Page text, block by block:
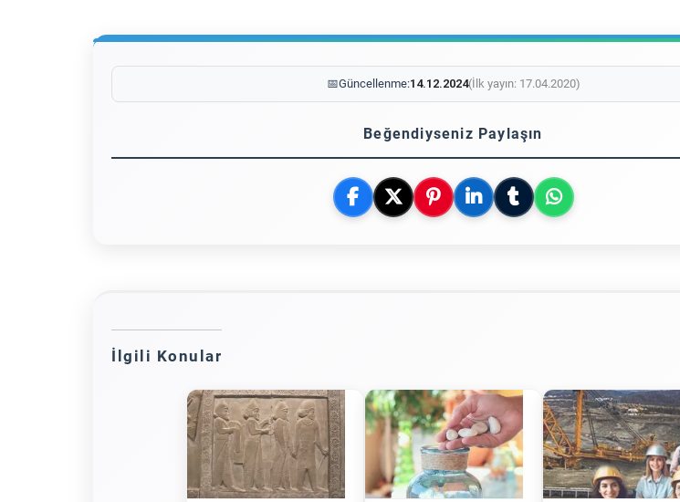
📅Güncellenme:14.12.2024(İlk yayın: 17.04.2020)
Beğendiyseniz Paylaşın
İlgili Konular